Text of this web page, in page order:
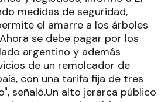
medidas de seguridad,
el amarre a los árboles
se debe pagar por los
argentino y además
de un remolcador de
con una tarifa fija de tres
señaló.Un alto jerarca público